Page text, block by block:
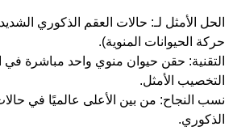
الحل الأمثل لـ: حالات العقم الذكوري
حركة الحيوانات المنوية).
التقنية: حقن حيوان منوي واحد مباشرة في
التخصيب الأمثل.
نسب النجاح: من بين الأعلى عالميًا في
الذكوري.